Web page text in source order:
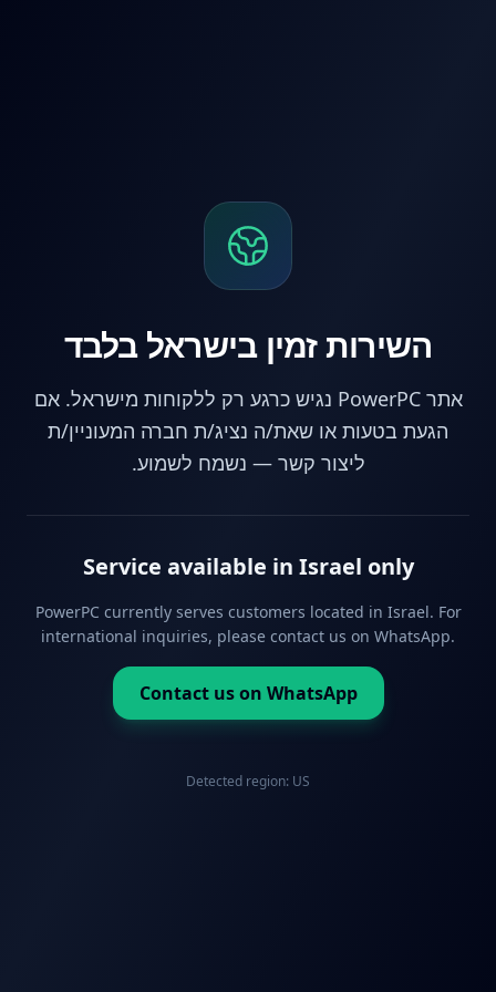
השירות זמין בישראל בלבד
אתר PowerPC נגיש כרגע רק ללקוחות מישראל. אם
הגעת בטעות או שאת/ה נציג/ת חברה המעוניין/ת
ליצור קשר — נשמח לשמוע.
Service available in Israel only
PowerPC currently serves customers located in Israel. For
international inquiries, please contact us on WhatsApp.
Contact us on WhatsApp
Detected region: US